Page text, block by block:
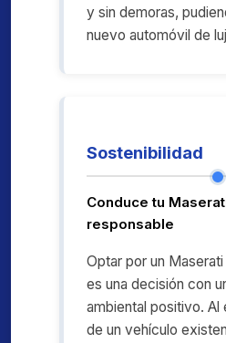
y sin demoras,
nuevo automóvil de
Sostenibilidad
Conduce tu
responsable
Optar por un
es una decisión con
ambiental positivo. Al
de un vehículo